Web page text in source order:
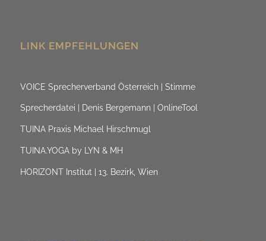
LINK EMPFEHLUNGEN
VOICE Sprecherverband Österreich | Stimme
Sprecherdatei | Denis Bergemann | OnlineTool
TUINA Praxis Michael Hirschmugl
TUINA.YOGA by LYN & MH
HORIZONT Institut | 13. Bezirk, Wien